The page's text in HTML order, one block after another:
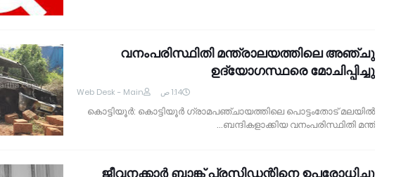
വനംപരിസ്ഥിതി മന്ത്രാലയത്തിലെ അഞ്ചു
ഉദ്യോഗസ്ഥരെ മോചിപ്പിച്ചു
Web Desk - Main 1:14 ص
കൊട്ടിയൂര്‍: കൊട്ടിയൂര്‍ ഗ്രാമപഞ്ചായത്തിലെ പൊട്ടംതോട് മലയില്‍
ബന്ദികളാക്കിയ വനംപരിസ്ഥിതി മന്ത്…
ജീവനക്കാര്‍ ബാങ്ക് പ്രസിഡന്റിനെ ഉപരോധിച്ചു